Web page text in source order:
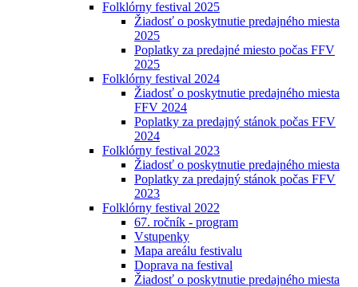
Folklórny festival 2025
Žiadosť o poskytnutie predajného miesta
2025
Poplatky za predajné miesto počas FFV
2025
Folklórny festival 2024
Žiadosť o poskytnutie predajného miesta
FFV 2024
Poplatky za predajný stánok počas FFV
2024
Folklórny festival 2023
Žiadosť o poskytnutie predajného miesta
Poplatky za predajný stánok počas FFV
2023
Folklórny festival 2022
67. ročník - program
Vstupenky
Mapa areálu festivalu
Doprava na festival
Žiadosť o poskytnutie predajného miesta